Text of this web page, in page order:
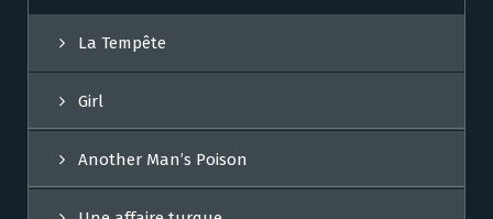
La Tempête
Girl
Another Man’s Poison